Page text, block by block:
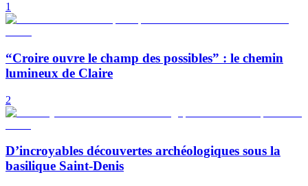
1
“Croire ouvre le champ des possibles” : le chemin
lumineux de Claire
2
D’incroyables découvertes archéologiques sous la
basilique Saint-Denis